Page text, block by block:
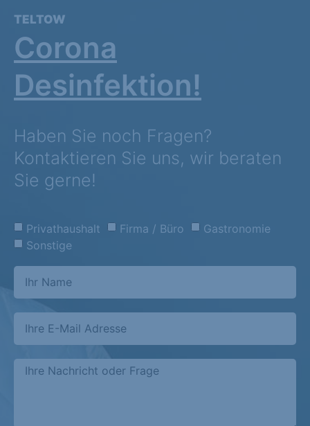
TELTOW
Corona
Desinfektion!
Haben Sie noch Fragen?
Kontaktieren Sie uns, wir beraten
Sie gerne!
Privathaushalt Firma / Büro
Gastronomie
Sonstige